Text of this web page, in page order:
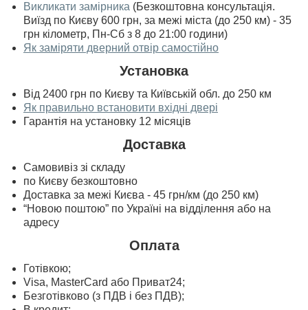
Викликати замірника (Безкоштовна консультація.
Виїзд по Києву 600 грн, за межі міста (до 250 км) - 35
грн кілометр, Пн-Сб з 8 до 21:00 години)
Як заміряти дверний отвір самостійно
Установка
Від 2400 грн по Києву та Київській обл. до 250 км
Як правильно встановити вхідні двері
Гарантія на установку 12 місяців
Доставка
Самовивіз зі складу
по Києву безкоштовно
Доставка за межі Києва - 45 грн/км (до 250 км)
“Новою поштою” по Україні на відділення або на
адресу
Оплата
Готівкою;
Visa, MasterСard або Приват24;
Безготівково (з ПДВ і без ПДВ);